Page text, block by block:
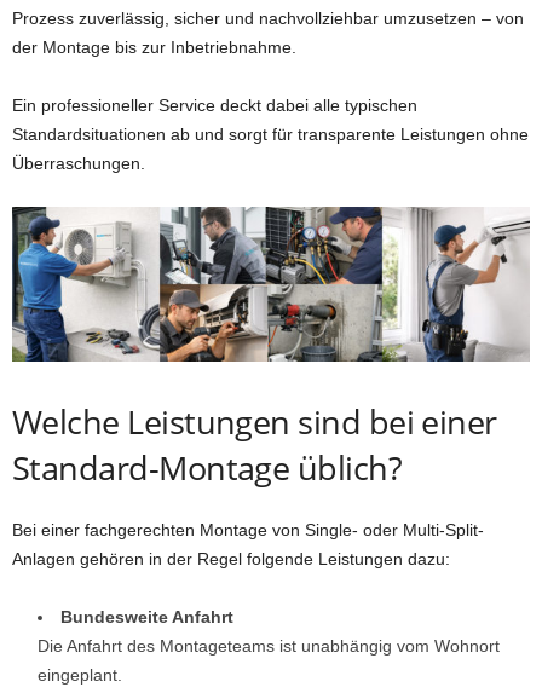
Prozess zuverlässig, sicher und nachvollziehbar umzusetzen – von
der Montage bis zur Inbetriebnahme.
Ein professioneller Service deckt dabei alle typischen
Standardsituationen ab und sorgt für transparente Leistungen ohne
Überraschungen.
Welche Leistungen sind bei einer
Standard-Montage üblich?
Bei einer fachgerechten Montage von Single- oder Multi-Split-
Anlagen gehören in der Regel folgende Leistungen dazu:
Bundesweite Anfahrt
Die Anfahrt des Montageteams ist unabhängig vom Wohnort
eingeplant.